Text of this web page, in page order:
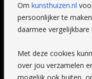
Om kunsthuizen.nl
persoonlijker te
daarmee vergelijkbare
Met deze cookies
over jou verzamelen
Veelgestelde vragen
CONTACT
Leiden
Amsterdam